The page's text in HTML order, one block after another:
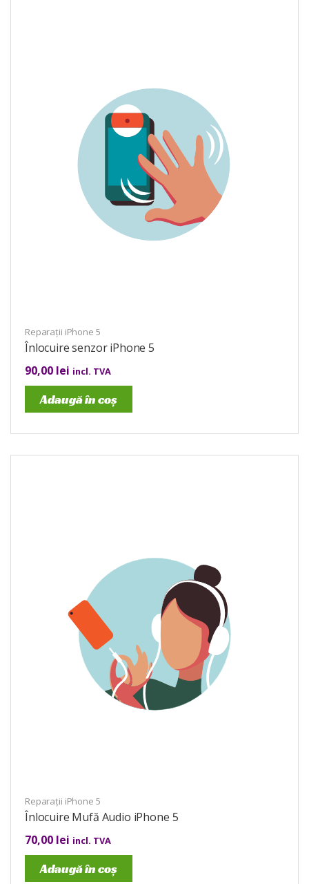
Reparații iPhone 5
Înlocuire senzor iPhone 5
90,00 lei incl. TVA
Adaugă în coș
Reparații iPhone 5
Înlocuire Mufă Audio iPhone 5
70,00 lei incl. TVA
Adaugă în coș